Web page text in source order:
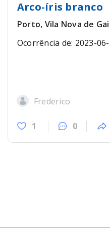
Arco-íris branco
Porto, Vila Nova de
Ocorrência de: 2023-
Frederico
1 0